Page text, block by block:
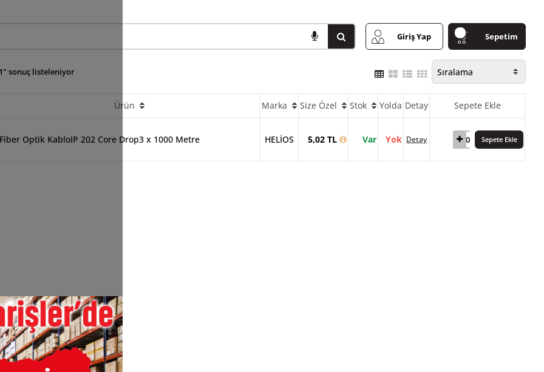
Giriş Yap Sepetim
sonuç listeleniyor
Ürün Marka Size Özel Stok Yolda Detay Sepete Ekle
Fiber Optik KabloIP 202 Core Drop3 x 1000 Metre HELİOS 5,02 TL Var Yok Detay Sepete Ekle